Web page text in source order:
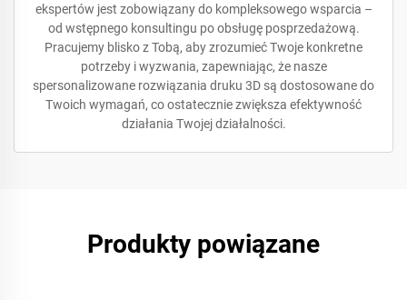
ekspertów jest zobowiązany do kompleksowego wsparcia –
od wstępnego konsultingu po obsługę posprzedażową.
Pracujemy blisko z Tobą, aby zrozumieć Twoje konkretne
potrzeby i wyzwania, zapewniając, że nasze
spersonalizowane rozwiązania druku 3D są dostosowane do
Twoich wymagań, co ostatecznie zwiększa efektywność
działania Twojej działalności.
Produkty powiązane